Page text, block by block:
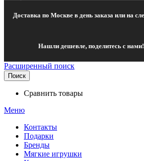
Доставка по Москве в день заказа или на
Нашли дешевле, поделитесь с нами!
Расширенный поиск
Поиск
Сравнить товары
Меню
Контакты
Подарки
Бренды
Мягкие игрушки